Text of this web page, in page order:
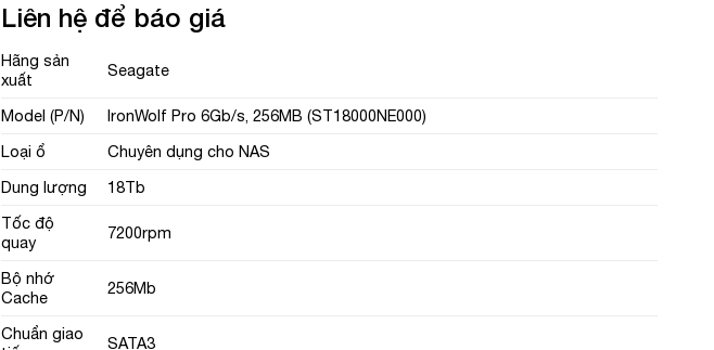
Liên hệ để báo giá
Hãng sản
xuất
Seagate
Model (P/N)
IronWolf Pro 6Gb/s, 256MB (ST18000NE000)
Loại ổ
Chuyên dụng cho NAS
Dung lượng
18Tb
Tốc độ
quay
7200rpm
Bộ nhớ
Cache
256Mb
Chuẩn giao
SATA3